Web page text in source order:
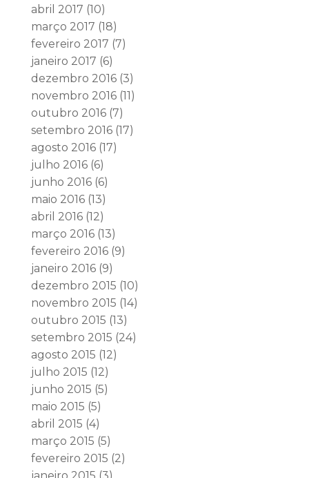
abril 2017 (10)
março 2017 (18)
fevereiro 2017 (7)
janeiro 2017 (6)
dezembro 2016(3)
novembro 2016(11)
outubro 2016(7)
setembro 2016(17)
agosto 2016(17)
julho 2016(6)
junho 2016(6)
maio 2016(13)
abril 2016(12)
março 2016(13)
fevereiro 2016(9)
janeiro 2016(9)
dezembro 2015 (10)
novembro 2015 (14)
outubro 2015 (13)
setembro 2015 (24)
agosto 2015 (12)
julho 2015 (12)
junho 2015 (5)
maio 2015 (5)
abril 2015 (4)
março 2015 (5)
fevereiro 2015 (2)